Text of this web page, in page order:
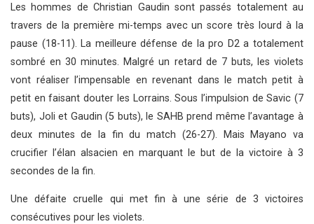
Les hommes de Christian Gaudin sont passés totalement au
travers de la première mi-temps avec un score très lourd à la
pause (18-11). La meilleure défense de la pro D2 a totalement
sombré en 30 minutes. Malgré un retard de 7 buts, les violets
vont réaliser l’impensable en revenant dans le match petit à
petit en faisant douter les Lorrains. Sous l’impulsion de Savic (7
buts), Joli et Gaudin (5 buts), le SAHB prend même l’avantage à
deux minutes de la fin du match (26-27). Mais Mayano va
crucifier l’élan alsacien en marquant le but de la victoire à 3
secondes de la fin.
Une défaite cruelle qui met fin à une série de 3 victoires
consécutives pour les violets.